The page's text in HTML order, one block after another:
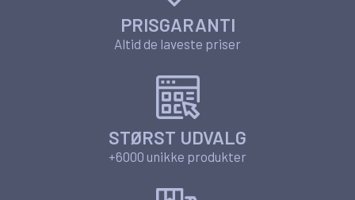
PRISGARANTI
Altid de laveste priser
STØRST UDVALG
+6000 unikke produkter